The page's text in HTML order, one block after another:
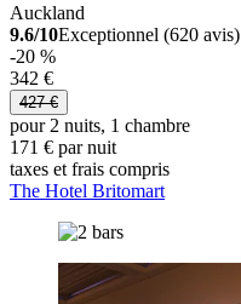
Auckland
9.6/10Exceptionnel (620 avis)
-20 %
342 €
427 €
pour 2 nuits, 1 chambre
171 € par nuit
taxes et frais compris
The Hotel Britomart